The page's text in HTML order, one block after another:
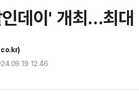
데이' 개최…최
12:46